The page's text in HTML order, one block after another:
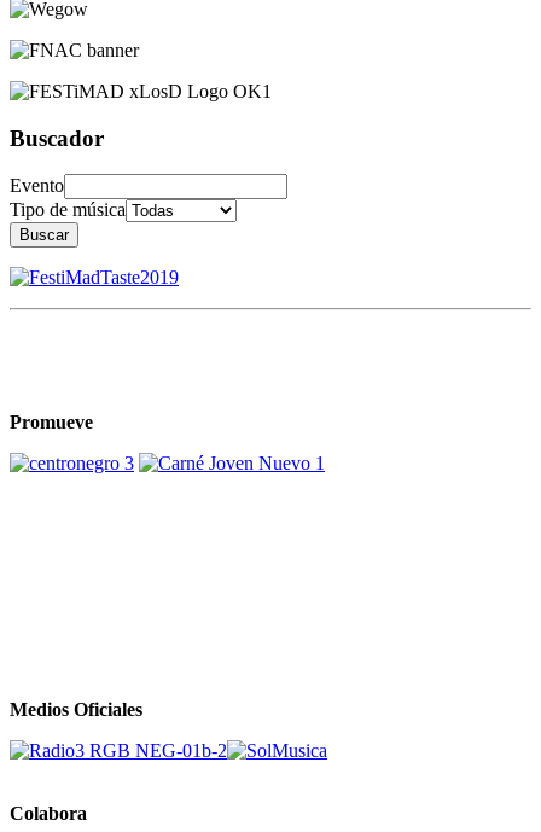
Buscador
Evento
Tipo de música
Buscar
Promueve
Medios Oficiales
Colabora